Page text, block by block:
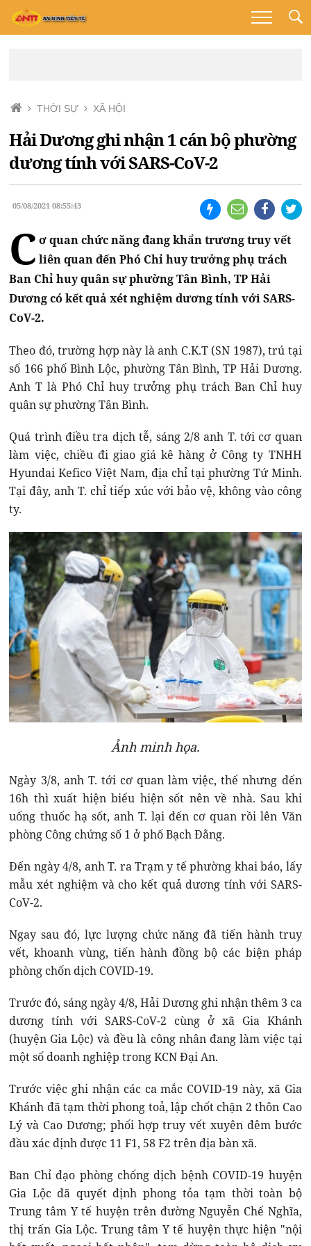
THỜI SỰ XÃ HỘI
Hải Dương ghi nhận 1 cán bộ phường
dương tính với SARS-CoV-2
05/08/2021 08:55:43
C ơ quan chức năng đang khẩn trương truy vết
liên quan đến Phó Chỉ huy trưởng phụ trách
Ban Chỉ huy quân sự phường Tân Bình, TP Hải
Dương có kết quả xét nghiệm dương tính với SARS-
CoV-2.
Theo đó, trường hợp này là anh C.K.T (SN 1987), trú tại
số 166 phố Bình Lộc, phường Tân Bình, TP Hải Dương.
Anh T là Phó Chỉ huy trưởng phụ trách Ban Chỉ huy
quân sự phường Tân Bình.
Quá trình điều tra dịch tễ, sáng 2/8 anh T. tới cơ quan
làm việc, chiều đi giao giá kê hàng ở Công ty TNHH
Hyundai Kefico Việt Nam, địa chỉ tại phường Tứ Minh.
Tại đây, anh T. chỉ tiếp xúc với bảo vệ, không vào công
ty.
Ảnh minh họa.
Ngày 3/8, anh T. tới cơ quan làm việc, thế nhưng đến
16h thì xuất hiện biểu hiện sốt nên về nhà. Sau khi
uống thuốc hạ sốt, anh T. lại đến cơ quan rồi lên Văn
phòng Công chứng số 1 ở phố Bạch Đằng.
Đến ngày 4/8, anh T. ra Trạm y tế phường khai báo, lấy
mẫu xét nghiệm và cho kết quả dương tính với SARS-
CoV-2.
Ngay sau đó, lực lượng chức năng đã tiến hành truy
vết, khoanh vùng, tiến hành đồng bộ các biện pháp
phòng chốn dịch COVID-19.
Trước đó, sáng ngày 4/8, Hải Dương ghi nhận thêm 3 ca
dương tính với SARS-CoV-2 cùng ở xã Gia Khánh
(huyện Gia Lộc) và đều là công nhân đang làm việc tại
một số doanh nghiệp trong KCN Đại An.
Trước việc ghi nhận các ca mắc COVID-19 này, xã Gia
Khánh đã tạm thời phong toả, lập chốt chặn 2 thôn Cao
Lý và Cao Dương; phối hợp truy vết xuyên đêm bước
đầu xác định được 11 F1, 58 F2 trên địa bàn xã.
Ban Chỉ đạo phòng chống dịch bệnh COVID-19 huyện
Gia Lộc đã quyết định phong tỏa tạm thời toàn bộ
Trung tâm Y tế huyện trên đường Nguyễn Chế Nghĩa,
thị trấn Gia Lộc. Trung tâm Y tế huyện thực hiện "nội